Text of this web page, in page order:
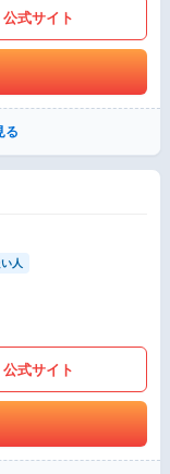
公式サイト
る
人
公式サイト